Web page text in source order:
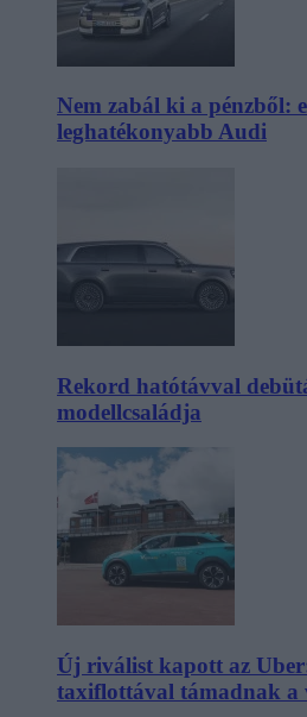
Nem zabál ki a pénzből:
leghatékonyabb Audi
Rekord hatótávval
modellcsaládja
Új riválist kapott az
taxiflottával támadnak a